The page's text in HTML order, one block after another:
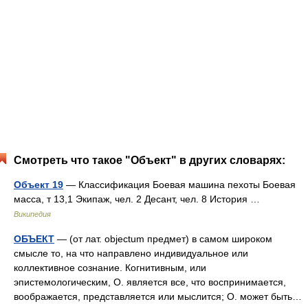
Смотреть что такое "Объект" в других словарях:
Объект 19 — Классификация Боевая машина пехоты Боевая
масса, т 13,1 Экипаж, чел. 2 Десант, чел. 8 История …
Википедия
ОБЪЕКТ — (от лат. objectum предмет) в самом широком
смысле то, на что направлено индивидуальное или
коллективное сознание. Когнитивным, или
эпистемологическим, О. является все, что воспринимается,
воображается, представляется или мыслится; О. может быть…